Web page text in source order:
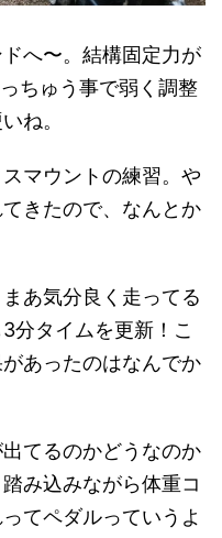
へ〜。結構固定力が
ちゅう事で弱く調整
ね。
マウントの練習。や
きたので、なんとか
あ気分良く走ってる
分タイムを更新！こ
あったのはなんでか
てるのかどうなのか
み込みながら体重コ
てペダルっていうよ